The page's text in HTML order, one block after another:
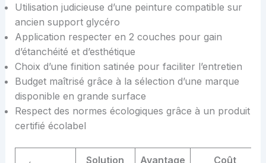
Utilisation judicieuse d’une peinture compatible sur
ancien support glycéro
Application respecter en 2 couches pour gain
d’étanchéité et d’esthétique
Choix d’une finition satinée pour faciliter l’entretien
Budget maîtrisé grâce à la sélection d’une marque
disponible en grande surface
Respect des normes écologiques grâce à un produit
certifié écolabel
Solution
Avantage
Coût